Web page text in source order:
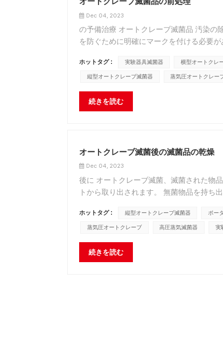
Dec 04, 2023
の予備治療 オートクレーブ滅菌品 汚染の
を防ぐために明確にマークを付ける必要
ホットタグ : 実験器具滅菌器 横型オートクレ
縦型オートクレーブ滅菌器 蒸気圧オートクレー
続きを読む
オートクレーブ滅菌後の滅菌品の乾燥
Dec 04, 2023
後に オートクレーブ滅菌、滅菌された物
トから取り出されます。 無菌物品を持ち
い。...
ホットタグ : 縦型オートクレーブ滅菌器 ポー
蒸気圧オートクレーブ 高圧蒸気滅菌器 実
続きを読む